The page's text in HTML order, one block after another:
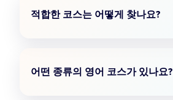
적합한 코스는 어떻게 찾나요?
어떤 종류의 영어 코스가 있나요?